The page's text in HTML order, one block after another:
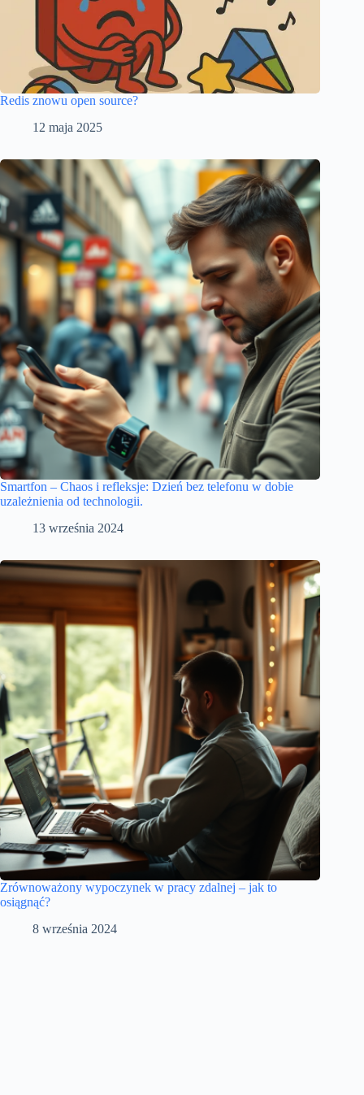
Redis znowu open source?
12 maja 2025
Smartfon – Chaos i refleksje: Dzień bez telefonu w dobie
uzależnienia od technologii.
13 września 2024
Zrównoważony wypoczynek w pracy zdalnej – jak to
osiągnąć?
8 września 2024